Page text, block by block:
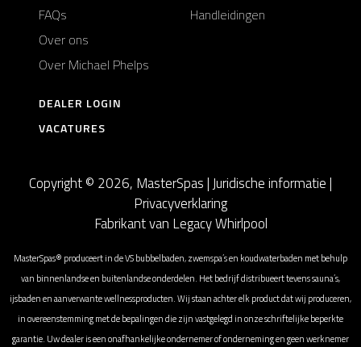
FAQs
Over ons
Over Michael Phelps
Handleidingen
DEALER LOGIN
VACATURES
Copyright © 2026, MasterSpas | Juridische informatie|
Privacyverklaring
Fabrikant van Legacy Whirlpool
MasterSpas® produceert in de VS bubbelbaden, zwemspa’s en koudwaterbaden met behulp
van binnenlandse en buitenlandse onderdelen. Het bedrijf distribueert tevens sauna’s,
ijsbaden en aanverwante wellnessproducten. Wij staan achter elk product dat wij produceren,
in overeenstemming met de bepalingen die zijn vastgelegd in onze schriftelijke beperkte
garantie. Uw dealer is een onafhankelijke ondernemer of onderneming en geen werknemer